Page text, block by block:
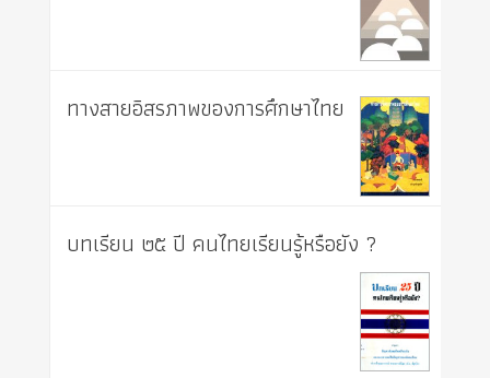
ทางสายอิสรภาพของการศึกษาไทย
บทเรียน ๒๕ ปี คนไทยเรียนรู้หรือยัง ?